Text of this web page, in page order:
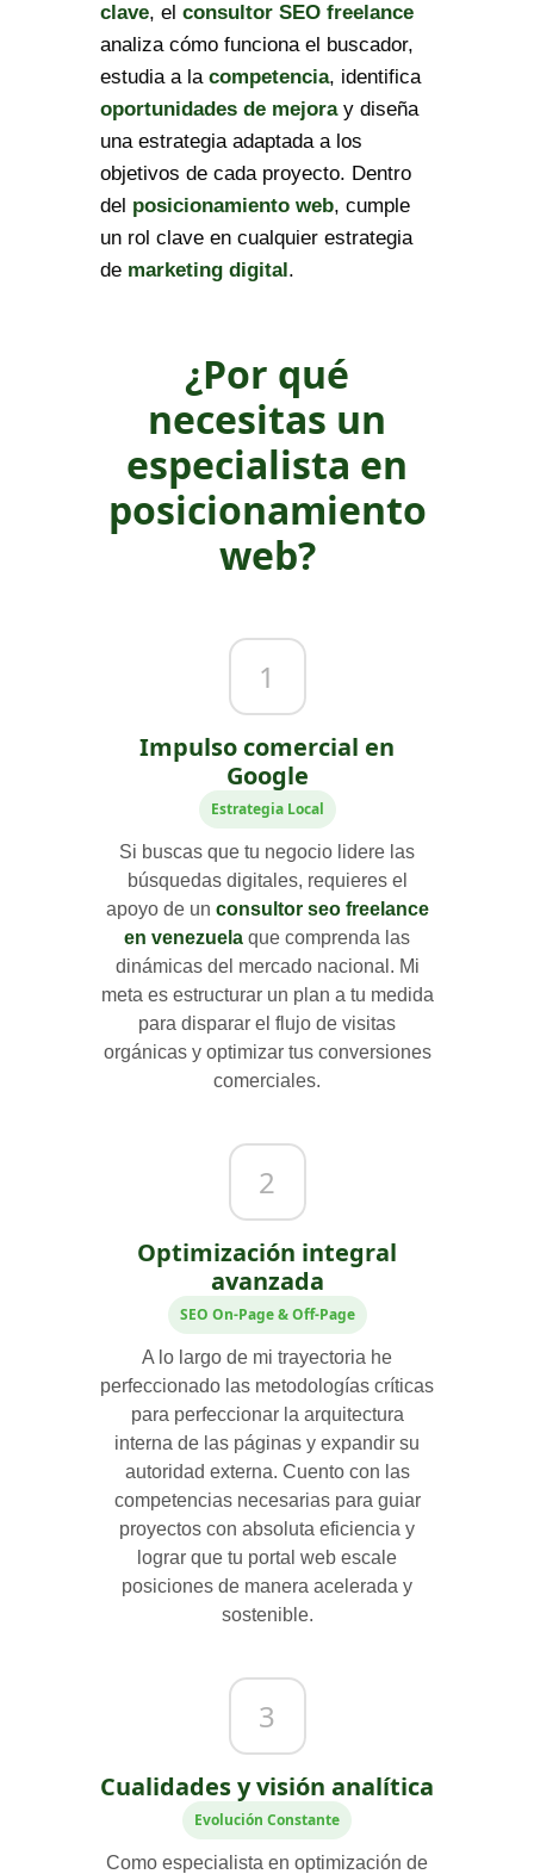
clave, el consultor SEO freelance
analiza cómo funciona el buscador,
estudia a la competencia, identifica
oportunidades de mejoray diseña
una estrategia adaptada a los
objetivos de cada proyecto. Dentro
del posicionamiento web, cumple
un rol clave en cualquier estrategia
de marketing digital .
¿Por qué
necesitas un
especialista en
posicionamiento
web?
1
Impulso comercial en
Google
Estrategia Local
Si buscas que tu negocio lidere las
búsquedas digitales, requieres el
apoyo de un consultor seo freelance
en venezuela que comprenda las
dinámicas del mercado nacional. Mi
meta es estructurar un plan a tu medida
para disparar el flujo de visitas
orgánicas y optimizar tus conversiones
comerciales.
2
Optimización integral
avanzada
SEO On-Page & Off-Page
A lo largo de mi trayectoria he
perfeccionado las metodologías críticas
para perfeccionar la arquitectura
interna de las páginas y expandir su
autoridad externa. Cuento con las
competencias necesarias para guiar
proyectos con absoluta eficiencia y
lograr que tu portal web escale
posiciones de manera acelerada y
sostenible.
3
Cualidades y visión analítica
Evolución Constante
Como especialista en optimización de